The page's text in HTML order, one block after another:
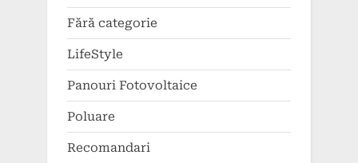
Fără categorie
LifeStyle
Panouri Fotovoltaice
Poluare
Recomandari